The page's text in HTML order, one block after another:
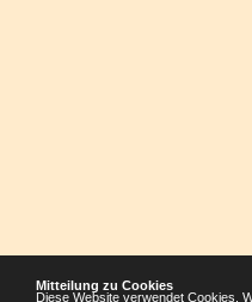
Mitteilung zu Cookies
Diese Website verwendet Cookies.